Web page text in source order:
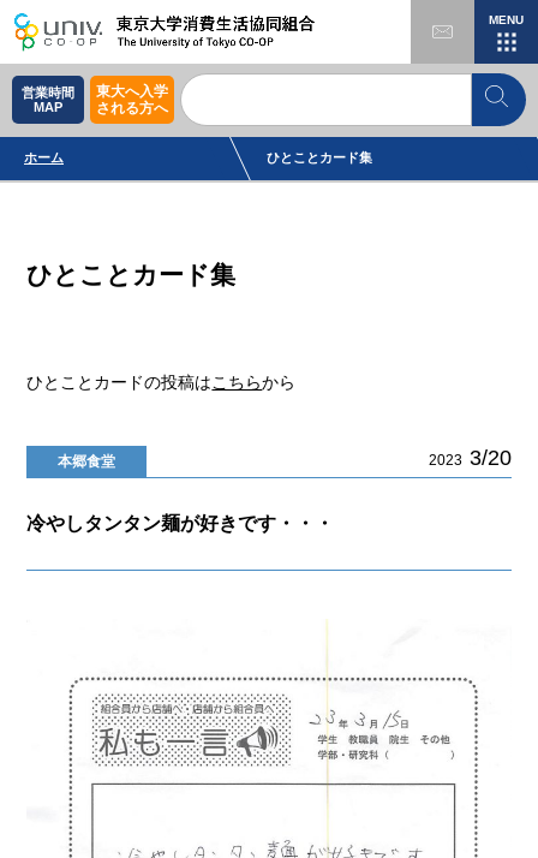
MENU
営業時間
MAP
東大へ入学
される方へ
ホーム ひとことカード集
ひとことカード集
ひとことカードの投稿はこちらから
本郷食堂 2023 3/20
冷やしタンタン麺が好きです・・・